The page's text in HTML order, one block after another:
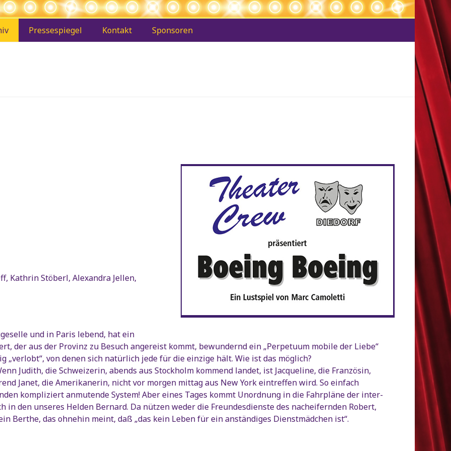
Pressespiegel Kontakt Sponsoren
Kathrin Stöberl, Alexandra Jellen,
und in Paris lebend, hat ein
der aus der Provinz zu Besuch angereist kommt, bewundernd ein „Perpetuum mobile der Liebe“
von denen sich natürlich jede für die einzige hält. Wie ist das möglich?
Judith, die Schweizerin, abends aus Stockholm kommend landet, ist Jacqueline, die Französin,
Janet, die Amerikanerin, nicht vor morgen mittag aus New York eintreffen wird. So einfach
kompliziert anmutende System! Aber eines Tages kommt Unordnung in die Fahrpläne der inter-
in den unseres Helden Bernard. Da nützen weder die Freundesdienste des nacheifernden Robert,
Berthe, das ohnehin meint, daß „das kein Leben für ein anständiges Dienstmädchen ist“.